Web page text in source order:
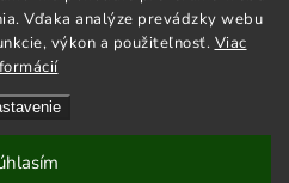
Vďaka analýze prevádzky webu
výkon a použiteľnosť. Viac
| Design